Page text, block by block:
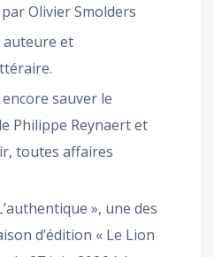
Olivier Smolders
auteure et
sauver le
Philippe Reynaert et
toutes affaires
», une des
d’édition « Le Lion